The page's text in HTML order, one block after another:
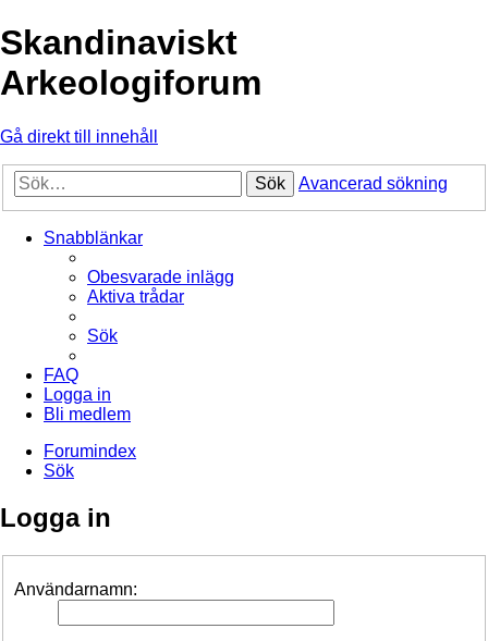
Skandinaviskt
Arkeologiforum
Gå direkt till innehåll
Sök Avancerad sökning
Snabblänkar
Obesvarade inlägg
Aktiva trådar
Sök
FAQ
Logga in
Bli medlem
Forumindex
Sök
Logga in
Användarnamn: